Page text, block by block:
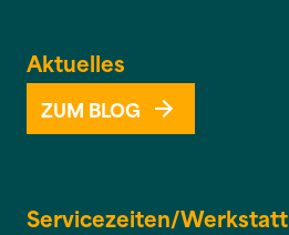
Aktuelles
ZUM BLOG
Servicezeiten/Werkstatt